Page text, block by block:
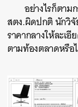
อย่างไรก็ตาม
สตง.ผิดปกติ นักวิจั
ราคากลางให้ละเ
ตามท้องตลาดหรือ